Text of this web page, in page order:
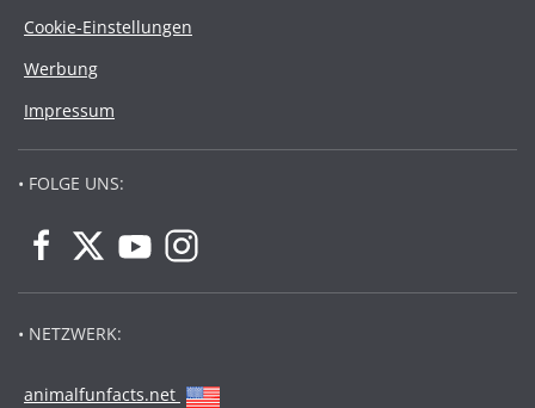
Cookie-Einstellungen
Werbung
Impressum
• FOLGE UNS:
• NETZWERK:
animalfunfacts.net